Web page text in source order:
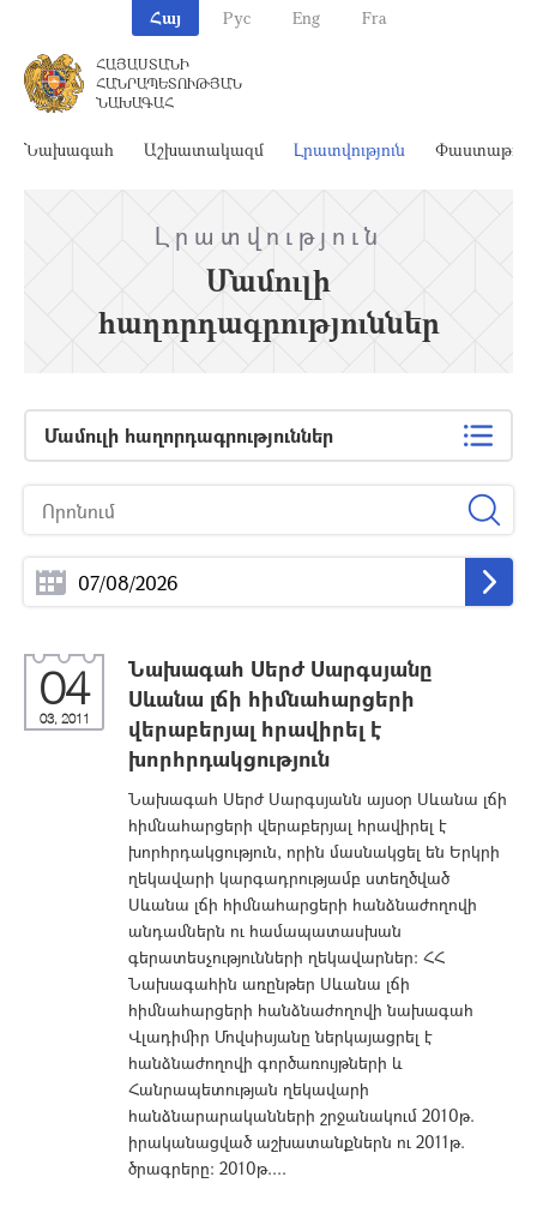
Հայ Рус Eng Fra
ՀԱՅԱՍՏԱՆԻ
ՀԱՆՐԱՊԵՏՈՒԹՅԱՆ
ՆԱԽԱԳԱՀ
Նախագահ Աշխատակազմ Լրատվություն
Լրատվություն
Մամուլի
հաղորդագրություններ
Մամուլի հաղորդագրություններ
04
03, 2011
Նախագահ Սերժ Սարգսյանը
Սևանա լճի հիմնահարցերի
վերաբերյալ հրավիրել է
խորհրդակցություն
Նախագահ Սերժ Սարգսյանն այսօր Սևանա լճի
հիմնահարցերի վերաբերյալ հրավիրել է
խորհրդակցություն, որին մասնակցել են Երկրի
ղեկավարի կարգադրությամբ ստեղծված
Սևանա լճի հիմնահարցերի հանձնաժողովի
անդամներն ու համապատասխան
գերատեսչությունների ղեկավարներ: ՀՀ
Նախագահին առընթեր Սևանա լճի
հիմնահարցերի հանձնաժողովի նախագահ
Վլադիմիր Մովսիսյանը ներկայացրել է
հանձնաժողովի գործառույթների և
Հանրապետության ղեկավարի
հանձնարարականների շրջանակում 2010թ.
իրականացված աշխատանքներն ու 2011թ.
ծրագրերը: 2010թ....